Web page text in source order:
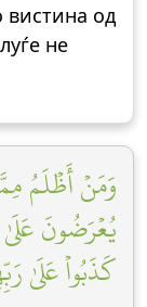
вистина од
не
وَمَنۡ أَظۡلَمُ
يُعۡرَضُونَ
كَذَبُواْ عَلَىٰ